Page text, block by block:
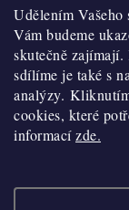
Udělením
Vám budeme
skutečně zajímají.
sdílíme je také s
analýzy.
cookies, které
informacízde.
Obchodní podmínky
Hodnocení obchodu
Blog
Moje objednávka
Historie
Kontakty
O nákupu
Reklamace a vratky
Výdejní místa